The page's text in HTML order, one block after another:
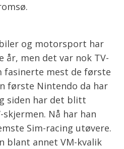
og motorsport har
år, men det var nok TV-
mest de første
første Nintendo da har
siden har det blitt
Nå har han
Sim-racing utøvere.
blant annet VM-kvalik